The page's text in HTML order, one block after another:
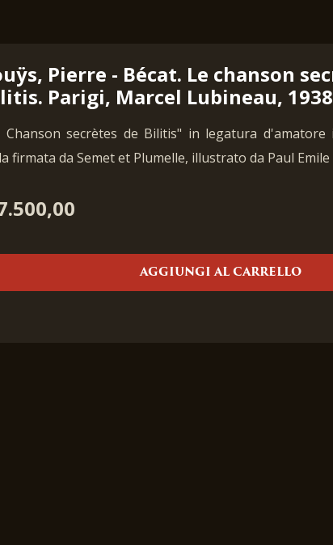
Pierre - Bécat. Le chanson
Parigi, Marcel Lubineau,
Chanson secrètes de Bilitis" in legatura d'amatore
firmata da Semet et Plumelle, illustrato da Paul Emile
AGGIUNGI AL CARRELLO